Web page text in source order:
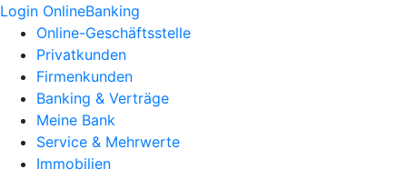
Login OnlineBanking
Online-Geschäftsstelle
Privatkunden
Firmenkunden
Banking & Verträge
Meine Bank
Service & Mehrwerte
Immobilien